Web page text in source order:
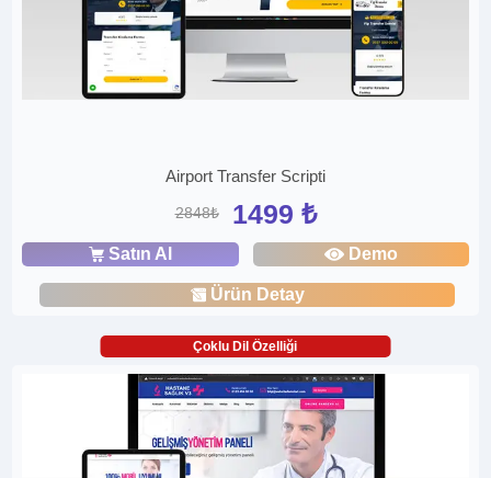
Airport Transfer Scripti
2848₺ 1499 ₺
Satın Al Demo
Ürün Detay
Çoklu Dil Özelliği